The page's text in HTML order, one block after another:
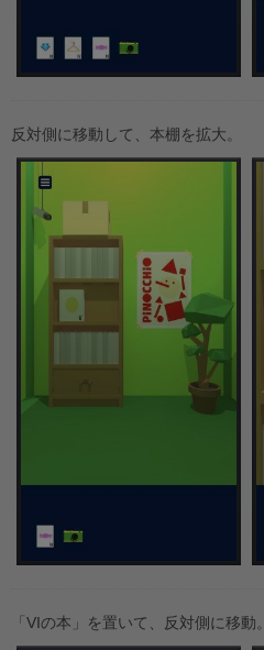
反対側に移動して、本棚を拡大。
「VIの本」を置いて、反対側に移動。